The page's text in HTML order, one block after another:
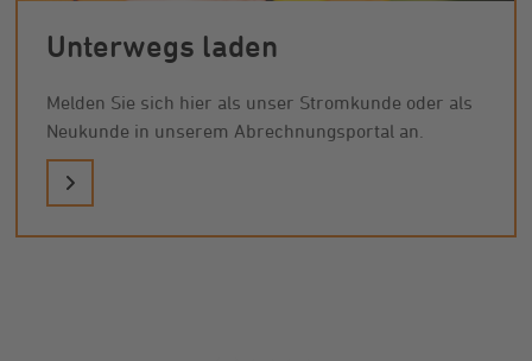
Unterwegs laden
Melden Sie sich hier als unser Stromkunde oder als
Neukunde in unserem Abrechnungsportal an.